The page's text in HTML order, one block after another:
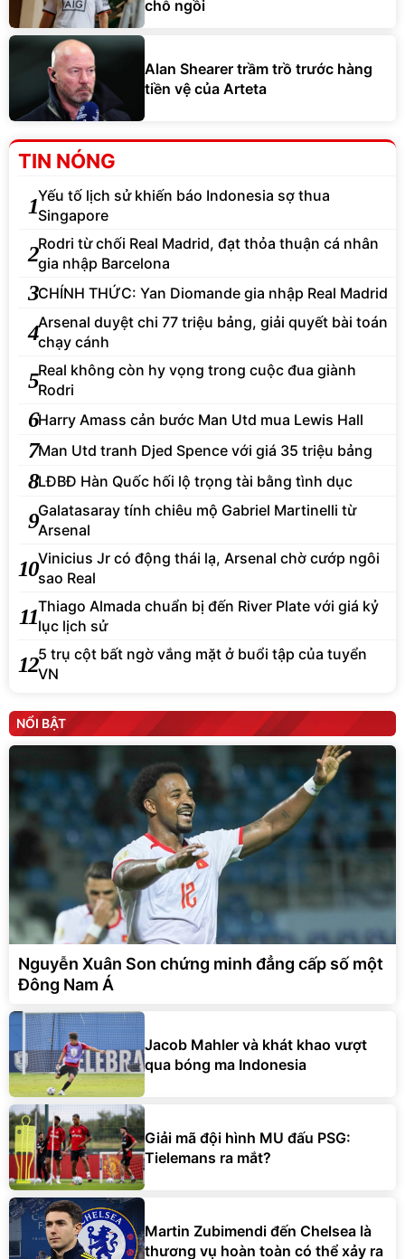
chỗ ngồi
Alan Shearer trầm trồ trước hàng
tiền vệ của Arteta
TIN NÓNG
1Yếu tố lịch sử khiến báo Indonesia sợ thua
Singapore
2Rodri từ chối Real Madrid, đạt thỏa thuận cá nhân
gia nhập Barcelona
3CHÍNH THỨC: Yan Diomande gia nhập Real Madrid
4Arsenal duyệt chi 77 triệu bảng, giải quyết bài toán
chạy cánh
5Real không còn hy vọng trong cuộc đua giành
Rodri
6Harry Amass cản bước Man Utd mua Lewis Hall
7Man Utd tranh Djed Spence với giá 35 triệu bảng
8LĐBĐ Hàn Quốc hối lộ trọng tài bằng tình dục
9Galatasaray tính chiêu mộ Gabriel Martinelli từ
Arsenal
10Vinicius Jr có động thái lạ, Arsenal chờ cướp ngôi
sao Real
11Thiago Almada chuẩn bị đến River Plate với giá kỷ
lục lịch sử
125 trụ cột bất ngờ vắng mặt ở buổi tập của tuyển
VN
NỔI BẬT
Nguyễn Xuân Son chứng minh đẳng cấp số một
Đông Nam Á
Jacob Mahler và khát khao vượt
qua bóng ma Indonesia
Giải mã đội hình MU đấu PSG:
Tielemans ra mắt?
Martin Zubimendi đến Chelsea là
thương vụ hoàn toàn có thể xảy ra